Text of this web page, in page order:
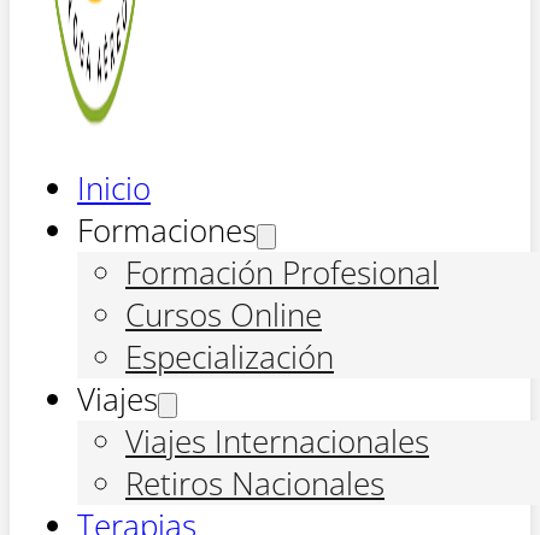
Inicio
Formaciones
Formación Profesional
Cursos Online
Especialización
Viajes
Viajes Internacionales
Retiros Nacionales
Terapias